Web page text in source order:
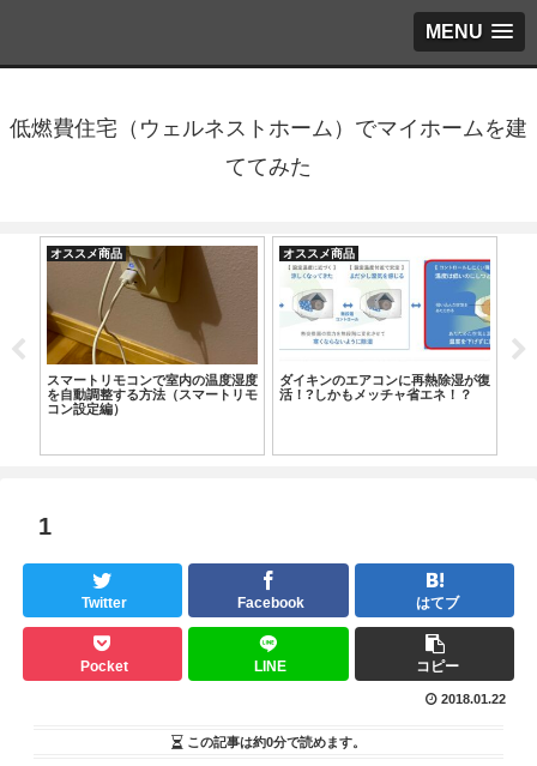
MENU
低燃費住宅（ウェルネストホーム）でマイホームを建
ててみた
オススメ商品
スマートリモコンで室内の温度湿度
を自動調整する方法（スマートリモ
コン設定編）
オススメ商品
ダイキンのエアコンに再熱除湿が復
活！?しかもメッチャ省エネ！？
1
Twitter Facebook はてブ
Pocket LINE コピー
2018.01.22
この記事は約0分で読めます。